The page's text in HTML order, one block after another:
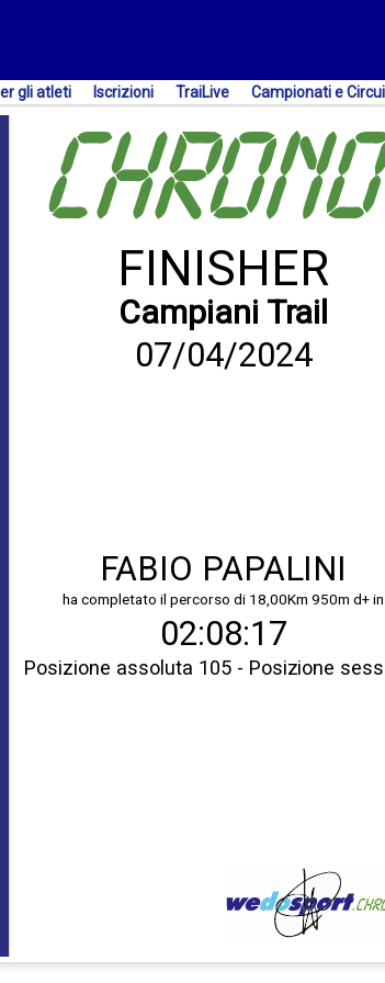
gli atleti Iscrizioni TraiLive Campionati e
FINISHER
Campiani Trail
FABIO PAPALINI
ha completato il percorso di 18,00Km 950m d+ in
Posizione assoluta 105 - Posizione
02:08:17
07/04/2024